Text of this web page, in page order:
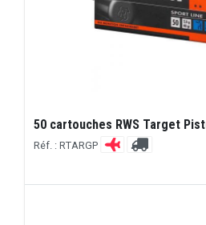
50 cartouches RWS Target
Réf. : RTARGP